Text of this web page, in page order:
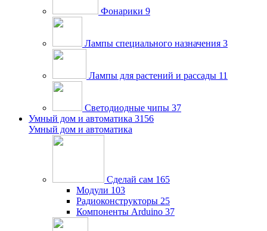
Фонарики 9
Лампы специального назначения 3
Лампы для растений и рассады 11
Светодиодные чипы 37
Умный дом и автоматика 3156
Умный дом и автоматика
Сделай сам 165
Модули 103
Радиоконструкторы 25
Компоненты Arduino 37